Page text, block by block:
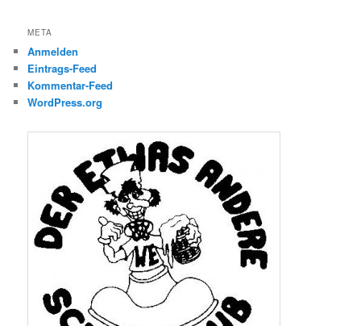
META
Anmelden
Eintrags-Feed
Kommentar-Feed
WordPress.org